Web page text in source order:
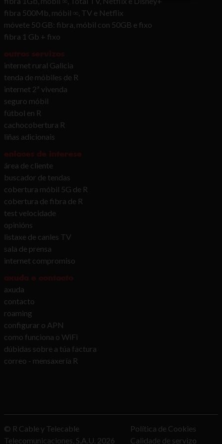
fibra 500Mb, móbil ∞, TV e Netflix
móvete 50 GB: fibra, móbil con 50GB e fixo
fibra 1 Gb + fixo
outros servizos
internet rural Galicia
tenda de móbiles de R
internet 2ª vivenda
seguro móbil
fútbol en R
cachocobertura R
liñas adicionais
enlaces de interese
área de cliente
buscador de tendas
cobertura móbil 5G de R
cobertura de fibra de R
test velocidade
opinións
listaxe de canles TV
sala de prensa
internet compromiso
axuda e contacto
axuda
contacto
roaming
configurar o APN
como funciona o WiFi
dúbidas sobre a túa factura
correo - mensaxería R
© R Cable y Telecable
Telecomunicaciones, S.A.U. 2026
Política de Cookies
Calidade de servizo